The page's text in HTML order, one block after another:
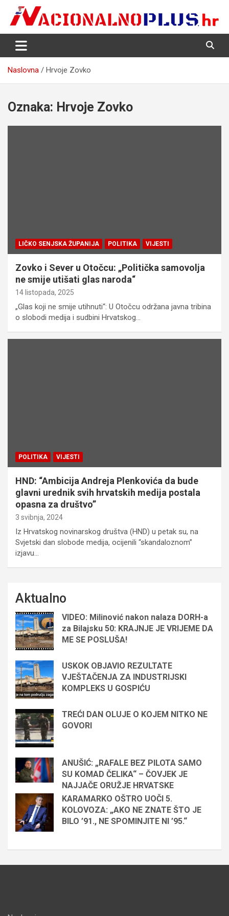
content
NacionalnoPlus.hr
Nacija želi znati više
Naslovna Hrvoje Zovko
Oznaka: Hrvoje Zovko
LIČKO SENJSKA ŽUPANIJA POLITIKA VIJESTI
Zovko i Sever u Otočcu: „Politička samovolja
ne smije utišati glas naroda“
14 listopada, 2025
„Glas koji ne smije utihnuti“: U Otočcu održana javna tribina
o slobodi medija i sudbini Hrvatskog…
POLITIKA VIJESTI
HND: “Ambicija Andreja Plenkovića da bude
glavni urednik svih hrvatskih medija postala
opasna za društvo”
3 svibnja, 2024
Iz Hrvatskog novinarskog društva (HND) u petak su, na
Svjetski dan slobode medija, ocijenili “skandaloznom”
izjavu…
Aktualno
VIDEO: Milinović nakon nalaza DORH-a
za Bilajsku 50: KRAJNJE JE VRIJEME DA
ME SE POSLUŠA!
USKOK OBJAVIO REZULTATE
VJEŠTAČENJA ZA INDUSTRIJSKI
KOMPLEKS U GOSPIĆU
TREĆI DAN OLUJE O KOJEM NITKO NE
GOVORI
ANUŠIĆ: „RAFALE BEZ PILOTA SAMO
SU KOMAD ČELIKA“ – ČOVJEK JE
NAJJAČE ORUŽJE HRVATSKE
KARAMARKO OŠTRO UOČI 5.
KOLOVOZA: „AKO NE ZNATE ŠTO JE
BILO ’91., NE SPOMINJITE NI ’95.“